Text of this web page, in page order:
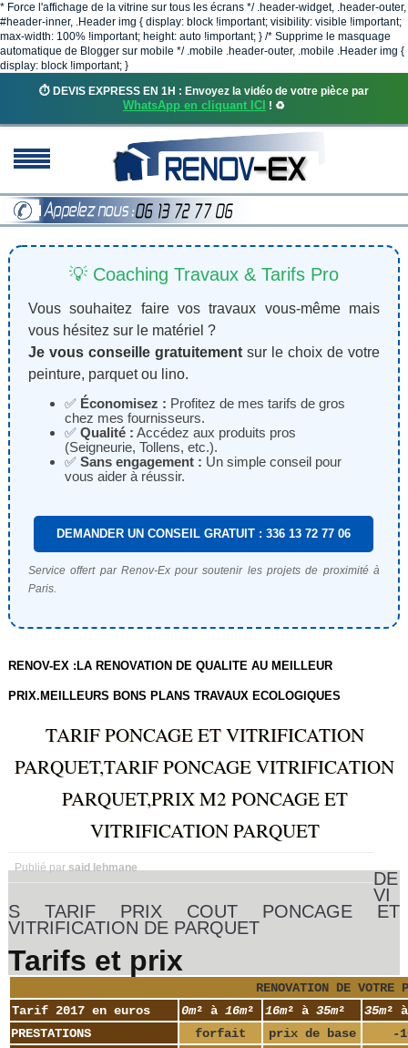
* Force l'affichage de la vitrine sur tous les écrans */ .header-widget, .header-outer,
#header-inner, .Header img { display: block !important; visibility: visible !important;
max-width: 100% !important; height: auto !important; } /* Supprime le masquage
automatique de Blogger sur mobile */ .mobile .header-outer, .mobile .Header img {
display: block !important; }
⏱️ DEVIS EXPRESS EN 1H : Envoyez la vidéo de votre pièce par
WhatsApp en cliquant ICI ! ♻️
💡 Coaching Travaux & Tarifs Pro
Vous souhaitez faire vos travaux vous-même mais
vous hésitez sur le matériel ?
Je vous conseille gratuitementsur le choix de votre
peinture, parquet ou lino.
✅ Économisez : Profitez de mes tarifs de gros
chez mes fournisseurs.
✅ Qualité : Accédez aux produits pros
(Seigneurie, Tollens, etc.).
✅ Sans engagement : Un simple conseil pour
vous aider à réussir.
DEMANDER UN CONSEIL GRATUIT : 336 13 72 77 06
Service offert par Renov-Ex pour soutenir les projets de proximité à
Paris.
RENOV-EX :LA RENOVATION DE QUALITE AU MEILLEUR
PRIX.MEILLEURS BONS PLANS TRAVAUX ECOLOGIQUES
TARIF PONCAGE ET VITRIFICATION
PARQUET,TARIF PONCAGE VITRIFICATION
PARQUET,PRIX M2 PONCAGE ET
VITRIFICATION PARQUET
Publié parsaid lehmane
DE
VI
S TARIF PRIX COUT PONCAGE ET
VITRIFICATION DE PARQUET
Tarifs et prix
RENOVATION DE VOTRE
Tarif 2017 en euros
0m² à 16m² 16m² à 35m² 35m² à
PRESTATIONS
forfait prix de base
-